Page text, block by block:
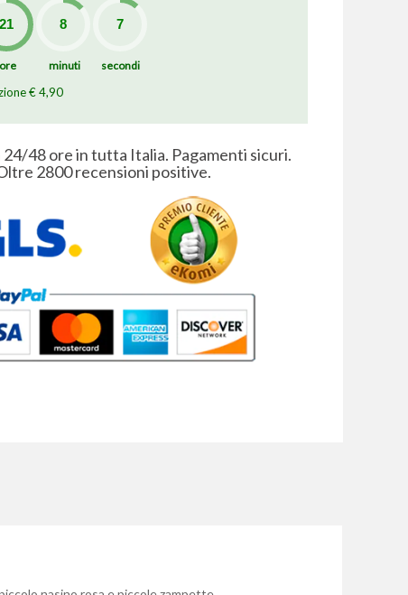
ore minuti secondi
€ 4,90
24/48 ore in tutta Italia. Pagamenti sicuri.
2800 recensioni positive.